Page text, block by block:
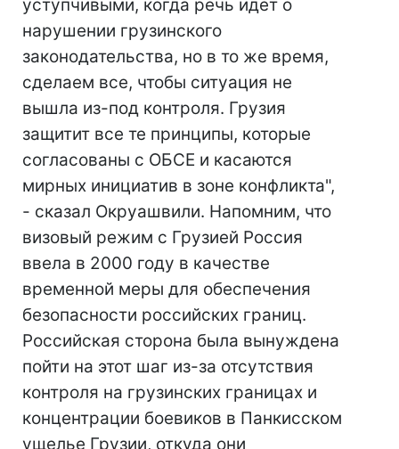
уступчивыми, когда речь идет о
нарушении грузинского
законодательства, но в то же время,
сделаем все, чтобы ситуация не
вышла из-под контроля. Грузия
защитит все те принципы, которые
согласованы с ОБСЕ и касаются
мирных инициатив в зоне конфликта",
- сказал Окруашвили. Напомним, что
визовый режим с Грузией Россия
ввела в 2000 году в качестве
временной меры для обеспечения
безопасности российских границ.
Российская сторона была вынуждена
пойти на этот шаг из-за отсутствия
контроля на грузинских границах и
концентрации боевиков в Панкисском
ущелье Грузии, откуда они